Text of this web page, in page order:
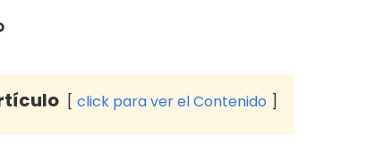
click para ver el Contenido